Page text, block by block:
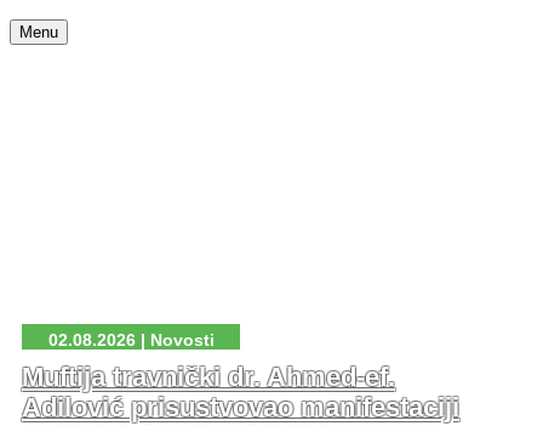
Menu
02.08.2026 | Novosti
Muftija travnički dr. Ahmed-ef.
Adilović prisustvovao manifestaciji